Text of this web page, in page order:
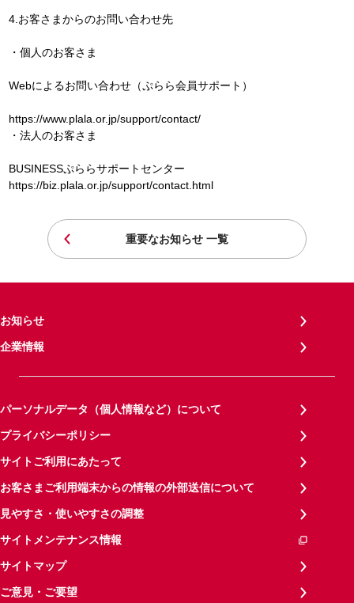
4.お客さまからのお問い合わせ先
・個人のお客さま
Webによるお問い合わせ（ぷらら会員サポート）
https://www.plala.or.jp/support/contact/
・法人のお客さま
BUSINESSぷららサポートセンター
https://biz.plala.or.jp/support/contact.html
重要なお知らせ 一覧
お知らせ
企業情報
パーソナルデータ（個人情報など）について
プライバシーポリシー
サイトご利用にあたって
お客さまご利用端末からの情報の外部送信について
見やすさ・使いやすさの調整
サイトメンテナンス情報
サイトマップ
ご意見・ご要望